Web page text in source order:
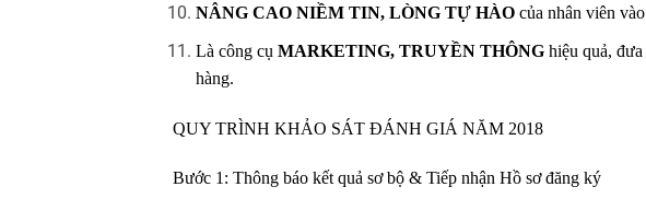
NÂNG CAO NIỀM TIN, LÒNG TỰ HÀOcủa nhân viên vào
Là công cụ MARKETING, TRUYỀN THÔNG hiệu quả, đưa
hàng.
QUY TRÌNH KHẢO SÁT ĐÁNH GIÁ NĂM 2018
Bước 1: Thông báo kết quả sơ bộ & Tiếp nhận Hồ sơ đăng ký